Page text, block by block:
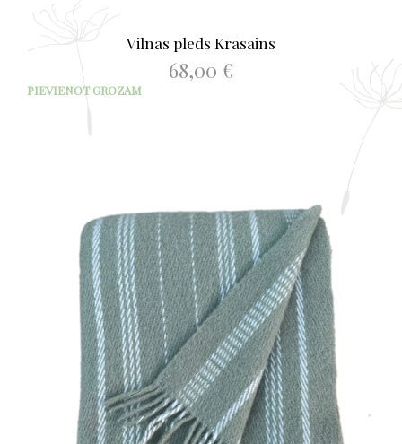
Vilnas pleds Krāsains
68,00 €
PIEVIENOT GROZAM